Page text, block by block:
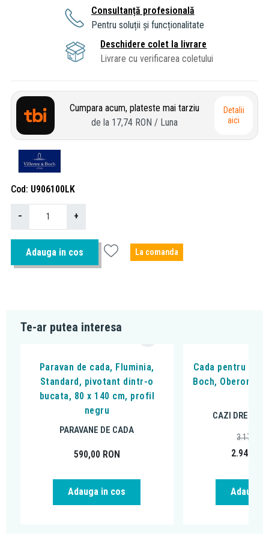
Consultanță profesională
Pentru soluții și funcționalitate
Deschidere colet la livrare
Livrare cu verificarea coletului
Cumpara acum, plateste mai tarziu
de la 17,74 RON / Luna
Detalii
aici
Cod U906100LK
− +
Adauga in cos La comanda
Te-ar putea interesa
Paravan de cada, Fluminia,
Standard, pivotant dintr-o
bucata, 80 x 140 cm, profil
negru
PARAVANE DE CADA
590,00 RON
Adauga in cos
Cada pentru
Boch, Oberon,
CAZI
2.949,00
3.171,88
Adauga